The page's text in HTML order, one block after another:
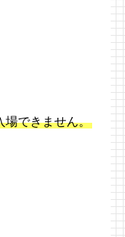
できません。